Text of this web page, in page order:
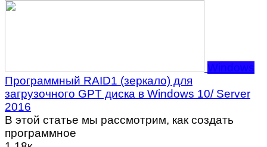
Windows
Программный RAID1 (зеркало) для
загрузочного GPT диска в Windows 10/ Server
2016
В этой статье мы рассмотрим, как создать
программное